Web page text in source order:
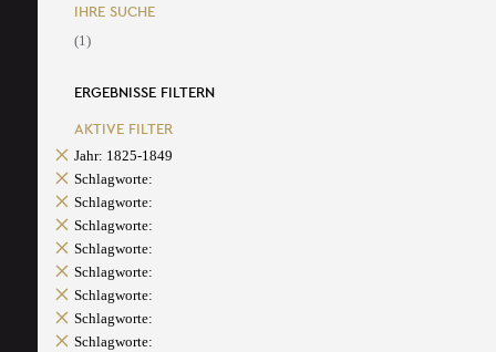
IHRE SUCHE
(1)
ERGEBNISSE FILTERN
AKTIVE FILTER
Jahr: 1825-1849
Schlagworte:
Schlagworte:
Schlagworte:
Schlagworte:
Schlagworte:
Schlagworte:
Schlagworte:
Schlagworte: